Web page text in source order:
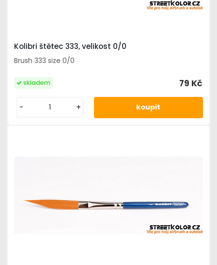
Kolibri štětec 333, velikost 0/0
Brush 333 size 0/0
79 Kč
skladem
- +